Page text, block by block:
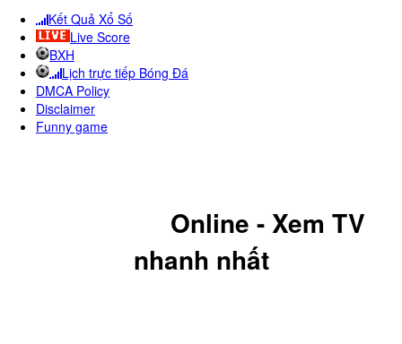
Kết Quả Xổ Số
Live Score
BXH
Lịch trực tiếp Bóng Đá
DMCA Policy
Disclaimer
Funny game
Online - Xem TV
nhanh nhất